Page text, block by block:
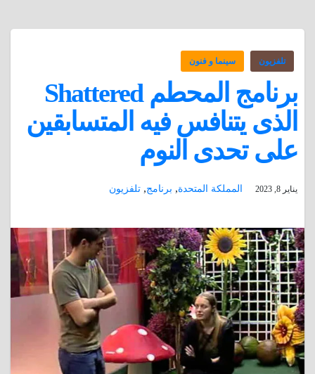
تلفزيون سينما و فنون
برنامج المحطم Shattered
الذى يتنافس فيه المتسابقين
على تحدى النوم
يناير 8, 2023 المملكة المتحدة, برنامج, تلفزيون